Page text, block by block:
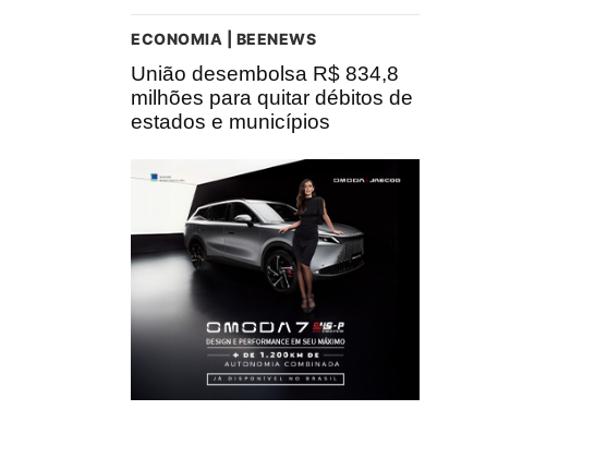
ECONOMIA | BEENEWS
União desembolsa R$ 834,8
milhões para quitar débitos de
estados e municípios